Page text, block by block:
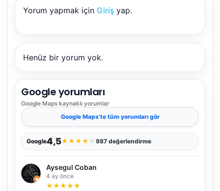
Yorum yapmak için Giriş yap.
Henüz bir yorum yok.
Google yorumları
Google Maps kaynaklı yorumlar
Google Maps’te tüm yorumları gör
Google4,5★★★★ ★ 987 değerlendirme
Aysegul Coban
4 ay önce
★★★★★